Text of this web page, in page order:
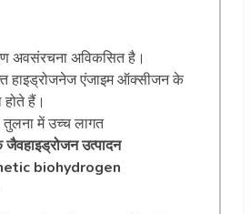
अवसंरचना अविकसित है।
हाइड्रोजनेज एंजाइम ऑक्सीजन के
हैं।
तुलना में उच्च लागत
उत्पादन
biohydrogen